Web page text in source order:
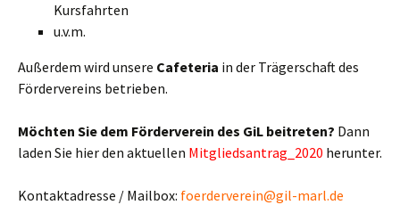
Kursfahrten
u.v.m.
Außerdem wird unsere Cafeteria in der Trägerschaft des
Fördervereins betrieben.
Möchten Sie dem Förderverein des GiL beitreten? Dann
laden Sie hier den aktuellen Mitgliedsantrag_2020 herunter.
Kontaktadresse / Mailbox: foerderverein@gil-marl.de